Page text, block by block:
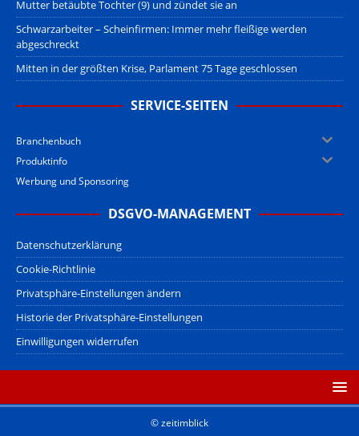
Mutter betäubte Tochter (9) und zündet sie an
Schwarzarbeiter – Scheinfirmen: Immer mehr fleißige werden
abgeschreckt
Mitten in der größten Krise, Parlament 75 Tage geschlossen
SERVICE-SEITEN
Branchenbuch
Produktinfo
Werbung und Sponsoring
DSGVO-MANAGEMENT
Datenschutzerklärung
Cookie-Richtlinie
Privatsphäre-Einstellungen ändern
Historie der Privatsphäre-Einstellungen
Einwilligungen widerrufen
© zeitimblick